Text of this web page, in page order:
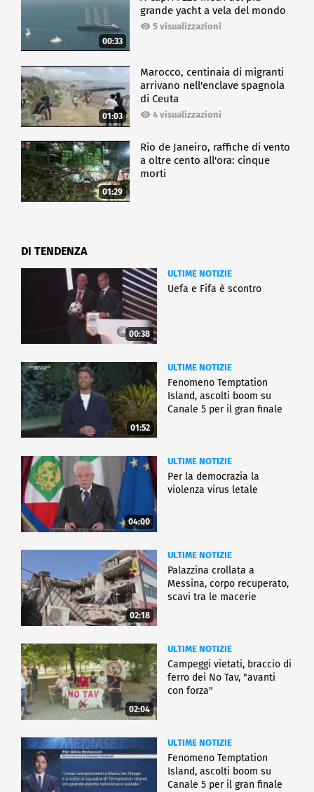
00:33
grande yacht a vela del mondo
5 visualizzazioni
01:03
Marocco, centinaia di migranti
arrivano nell'enclave spagnola
di Ceuta
4 visualizzazioni
01:29
Rio de Janeiro, raffiche di vento
a oltre cento all'ora: cinque
morti
DI TENDENZA
00:38
ULTIME NOTIZIE
Uefa e Fifa è scontro
01:52
ULTIME NOTIZIE
Fenomeno Temptation
Island, ascolti boom su
Canale 5 per il gran finale
04:00
ULTIME NOTIZIE
Per la democrazia la
violenza virus letale
02:18
ULTIME NOTIZIE
Palazzina crollata a
Messina, corpo recuperato,
scavi tra le macerie
02:04
ULTIME NOTIZIE
Campeggi vietati, braccio di
ferro dei No Tav, "avanti
con forza"
ULTIME NOTIZIE
Fenomeno Temptation
Island, ascolti boom su
Canale 5 per il gran finale